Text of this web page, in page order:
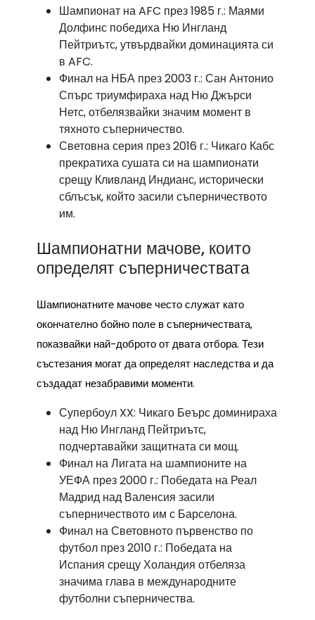
Шампионат на AFC през 1985 г.: Маями
Долфинс победиха Ню Ингланд
Пейтриътс, утвърдвайки доминацията си
в AFC.
Финал на НБА през 2003 г.: Сан Антонио
Спърс триумфираха над Ню Джърси
Нетс, отбелязвайки значим момент в
тяхното съперничество.
Световна серия през 2016 г.: Чикаго Кабс
прекратиха сушата си на шампионати
срещу Кливланд Индианс, исторически
сблъсък, който засили съперничеството
им.
Шампионатни мачове, които
определят съперничествата
Шампионатните мачове често служат като
окончателно бойно поле в съперничествата,
показвайки най-доброто от двата отбора. Тези
състезания могат да определят наследства и да
създадат незабравими моменти.
Супербоул XX: Чикаго Беърс доминираха
над Ню Ингланд Пейтриътс,
подчертавайки защитната си мощ.
Финал на Лигата на шампионите на
УЕФА през 2000 г.: Победата на Реал
Мадрид над Валенсия засили
съперничеството им с Барселона.
Финал на Световното първенство по
футбол през 2010 г.: Победата на
Испания срещу Холандия отбеляза
значима глава в международните
футболни съперничества.